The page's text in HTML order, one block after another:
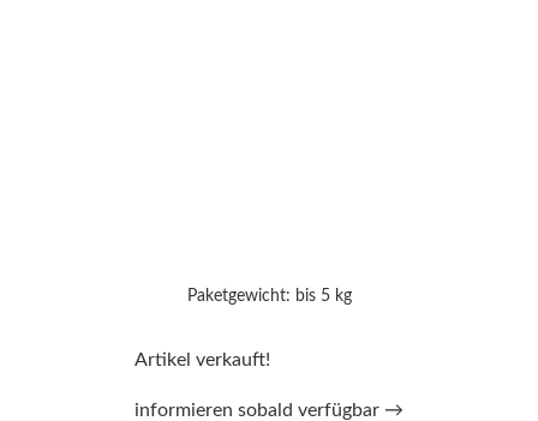
Paketgewicht: bis 5 kg
Artikel verkauft!
informieren sobald verfügbar →